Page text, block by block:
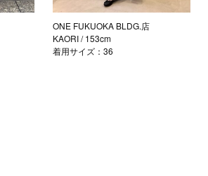
ONE FUKUOKA BLDG.店
KAORI/ 153cm
着用サイズ：36